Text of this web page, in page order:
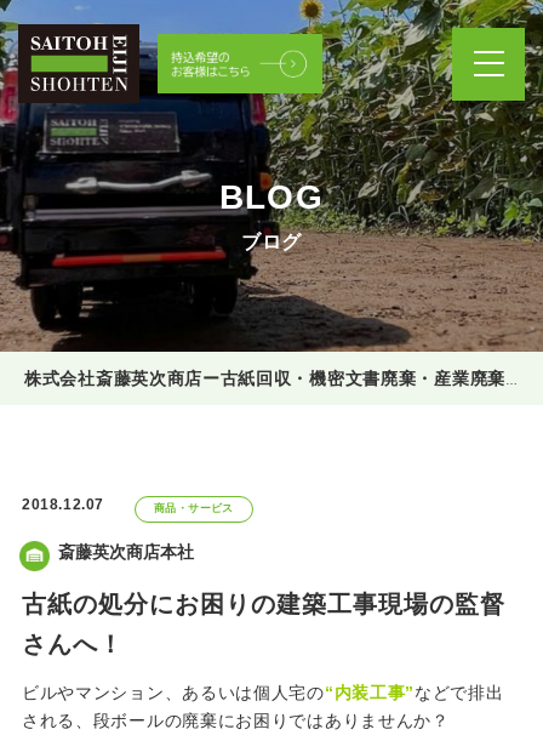
BLOG
ブログ
2018.12.07 商品・サービス
斎藤英次商店本社
古紙の処分にお困りの建築工事現場の監督
さんへ！
ビルやマンション、あるいは個人宅の“内装工事”などで排出
される、段ボールの廃棄にお困りではありませんか？